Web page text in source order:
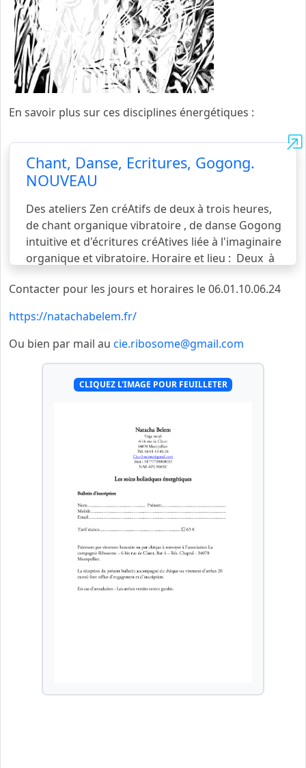
En savoir plus sur ces disciplines énergétiques :
Chant, Danse, Ecritures, Gogong.
NOUVEAU
Des ateliers Zen créAtifs de deux à trois heures,
de chant organique vibratoire , de danse Gogong
intuitive et d'écritures créAtives liée à l'imaginaire
organique et vibratoire. Horaire et lieu : Deux à
nombre d'inscrits au Jardin de la reine les jours de
possibilités à domicile. Tarif : 65 euros par atelier
Adhésion à la compagnie ribosome avec Hello
Contacter pour les jours et horaires le 06.01.10.06.24
https://natachabelem.fr/
Ou bien par mail au cie.ribosome@gmail.com
CLIQUEZ L'IMAGE POUR FEUILLETER